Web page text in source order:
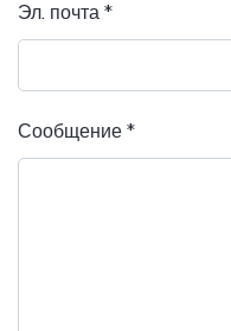
Эл. почта *
Сообщение *